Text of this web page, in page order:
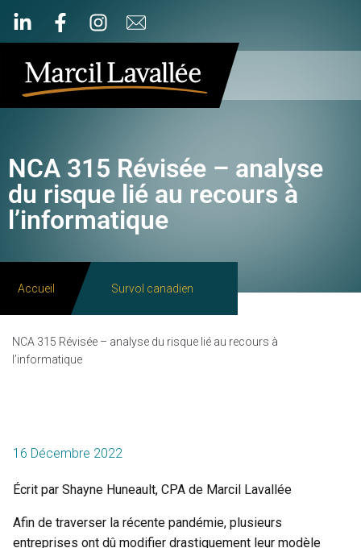
NCA 315 Révisée – analyse
du risque lié au recours à
l’informatique
Accueil Survol canadien
NCA 315 Révisée – analyse du risque lié au recours à
l’informatique
16 Décembre 2022
Écrit par Shayne Huneault, CPA de Marcil Lavallée
Afin de traverser la récente pandémie, plusieurs
entreprises ont dû modifier drastiquement leur modèle